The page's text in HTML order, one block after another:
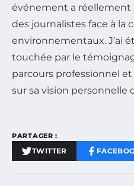
événement a réellement
des journalistes face à la
environnementaux. J’ai
touchée par le
parcours professionnel
sur sa vision personnelle
PARTAGER :
TWITTER